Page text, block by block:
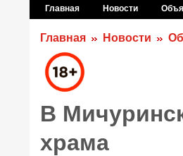
Главная Новости
Главная Новости
В
храма